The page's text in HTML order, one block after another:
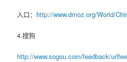
入口： http://www.dmoz.org/World/
4.搜狗
http://www.sogou.com/feedback/